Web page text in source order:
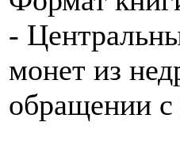
-
монет из
обращении с